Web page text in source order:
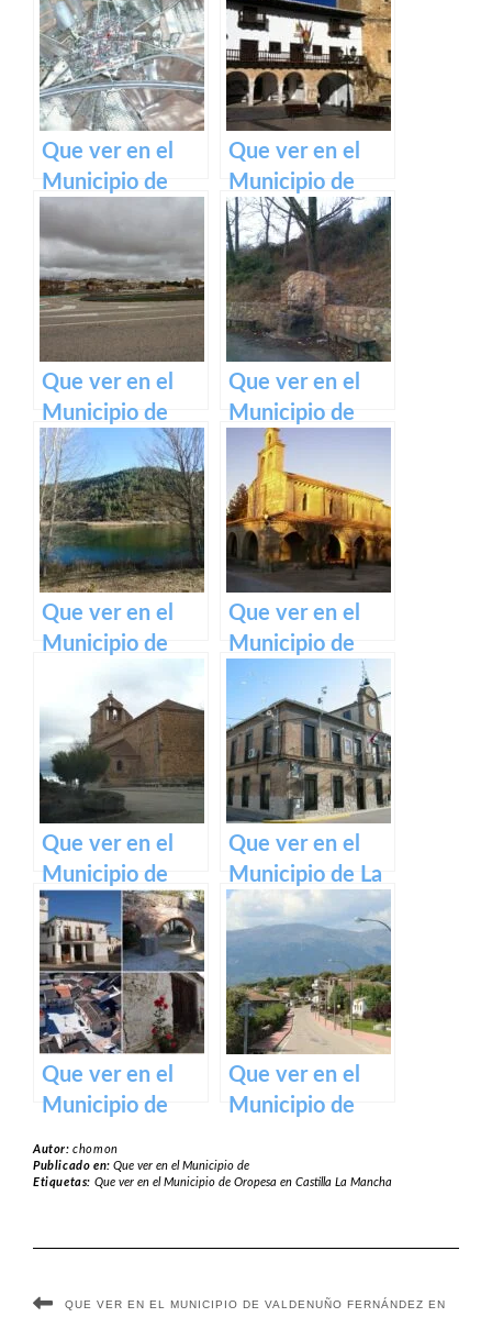
Oropesa en
Castilla La
Mancha
Oropesa en
Castilla La
Mancha
Que ver en el
Municipio de
Torralba de
Oropesa en
Castilla La
Mancha
Que ver en el
Municipio de
Tarazona de la
Mancha en
Castilla La
Mancha
Que ver en el
Municipio de
Pozorrubielos de
la Mancha en
Castilla La
Mancha
Que ver en el
Municipio de
Anquela del
Ducado en
Castilla La
Mancha
Que ver en el
Municipio de
Marquesado en
Castilla La
Mancha
Que ver en el
Municipio de
Fuencemillán en
Castilla La
Mancha
Que ver en el
Municipio de
Villaseca de
Uceda en
Castilla La
Mancha
Que ver en el
Municipio de La
Mata en Castilla
La Mancha
Que ver en el
Municipio de
Castilla La
Que ver en el
Municipio de
Castilla La
Autor:chomon
Publicado en:Que ver en el Municipio de
Etiquetas: Que ver en el Municipio de Oropesa en Castilla La Mancha
QUE VER EN EL MUNICIPIO DE VALDENUÑO FERNÁNDEZ EN